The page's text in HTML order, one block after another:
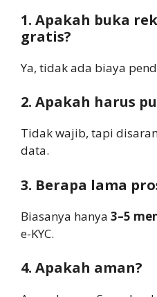
1. Apakah buka
gratis?
Ya, tidak ada biaya
2. Apakah harus
Tidak wajib, tapi
data.
3. Berapa lama
Biasanya hanya 3–5
e-KYC.
4. Apakah aman?